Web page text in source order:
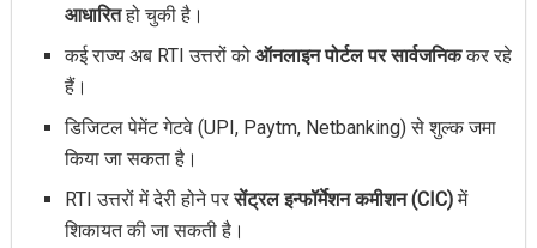
आधारितहो चुकी है।
कई राज्य अब RTI उत्तरों कोऑनलाइन पोर्टल पर सार्वजनिककर रहे
हैं।
डिजिटल पेमेंट गेटवे (UPI, Paytm, Netbanking) से शुल्क जमा
किया जा सकता है।
RTI उत्तरों में देरी होने परसेंट्रल इन्फॉर्मेशन कमीशन (CIC)में
शिकायत की जा सकती है।